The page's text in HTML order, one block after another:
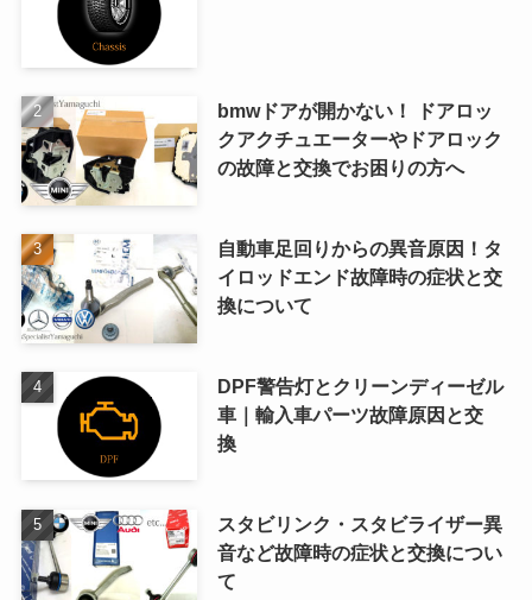
bmwドアが開かない！ ドアロッ
クアクチュエーターやドアロック
の故障と交換でお困りの方へ
自動車足回りからの異音原因！タ
イロッドエンド故障時の症状と交
換について
DPF警告灯とクリーンディーゼル
車｜輸入車パーツ故障原因と交
換
スタビリンク・スタビライザー異
音など故障時の症状と交換につい
て